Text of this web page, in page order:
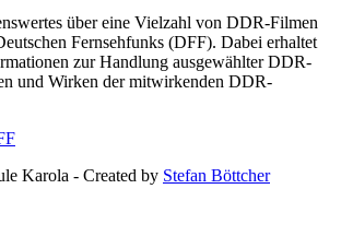
über eine Vielzahl von DDR-Filmen
Fernsehfunks (DFF). Dabei erhaltet
zur Handlung ausgewählter DDR-
und Wirken der mitwirkenden DDR-
Karola - Created by Stefan Böttcher